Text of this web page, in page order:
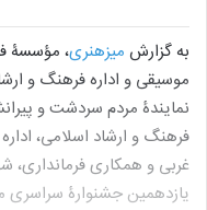
به گزارش میزهنری، مؤسسۀ
موسیقی و اداره فرهنگ و
نمایندۀ مردم سردشت و
فرهنگ و ارشاد اسلامی،
غربی و همکاری فرمانداری،
یازدهمین جشنوارۀ